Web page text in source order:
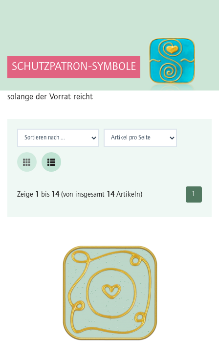
SCHUTZPATRON-SYMBOLE
solange der Vorrat reicht
Zeige 1 bis 14(von insgesamt 14Artikeln) 1